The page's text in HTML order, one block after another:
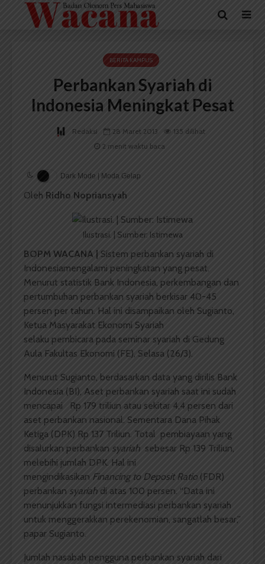
BERITA KAMPUS
Perbankan Syariah di
Indonesia Meningkat Pesat
Redaksi 28 Maret 2013
135 dilihat
2 menit waktu baca
Dark Mode | Moda Gelap
Oleh Ridho Nopriansyah
Ilustrasi. | Sumber: Istimewa
BOPM WACANA | Sistem perbankan syariah di
Indonesiamengalami peningkatan yang pesat.
Menurut statistik Bank Indonesia, perkembangan dan
pertumbuhan perbankan syariah berkisar 40-45
persen per tahun. Hal ini disampaikan oleh Sugianto,
Ketua Masyarakat Ekonomi Syariah
selaku pembicara pada seminar syariah di Gedung
Aula Fakultas Ekonomi (FE), Selasa (26/3).
Menurut Sugianto, berdasarkan data yang dirilis Bank
Indonesia (BI), Aset perbankan syariah saat ini sudah
mencapai Rp 179 triliun atau sekitar 4,4 persen dari
aset perbankan nasional. Sementara Dana Pihak
Ketiga (DPK) Rp 137 Triliun. Total pembiayaan yang
disalurkan perbankan syariah sebesar Rp 139 Triliun,
melebihi jumlah DPK. Hal ini
mengindikasikan Financing to Deposit Ratio (FDR)
perbankan syariah di atas 100 persen. “Data ini
menunjukkan fungsi intermediasi perbankan syariah
untuk menggerakkan perekenomian, sangatlah besar,”
papar Sugianto.
Jumlah nasabah pengguna perbankan syariah dari